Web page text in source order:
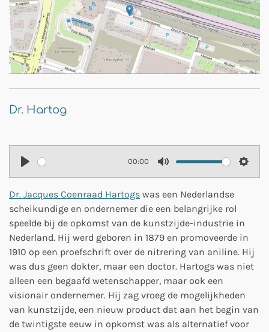
Dr. Hartog
P
l
a
y
00:00
M
u
t
e
S
t
i
n
g
Dr. Jacques Coenraad Hartogs was een Nederlandse
scheikundige en ondernemer die een belangrijke rol
speelde bij de opkomst van de kunstzijde-industrie in
Nederland. Hij werd geboren in 1879 en promoveerde in
1910 op een proefschrift over de nitrering van aniline. Hij
was dus geen dokter, maar een doctor. Hartogs was niet
alleen een begaafd wetenschapper, maar ook een
visionair ondernemer. Hij zag vroeg de mogelijkheden
van kunstzijde, een nieuw product dat aan het begin van
de twintigste eeuw in opkomst was als alternatief voor